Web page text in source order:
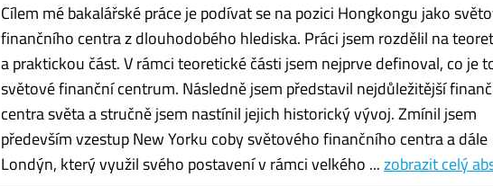
Cílem mé bakalářské práce je podívat se na pozici Hongkongu jako
finančního centra z dlouhodobého hlediska. Práci jsem rozdělil na
a praktickou část. V rámci teoretické části jsem nejprve definoval, co je
světové finanční centrum. Následně jsem představil nejdůležitější
centra světa a stručně jsem nastínil jejich historický vývoj. Zmínil jsem
především vzestup New Yorku coby světového finančního centra a dále
Londýn, který využil svého postavení v rámci velkého ...zobrazit celý